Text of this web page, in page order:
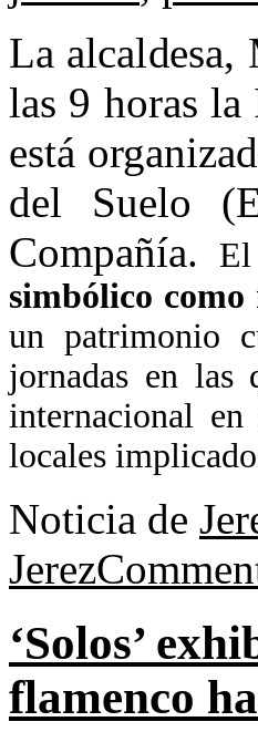
La alcaldesa,
las 9 horas la
está
del Suelo
Compañía.
simbólico
un patrimonio
jornadas en las
internacional
locales
Noticia de
Jerez
‘Solos’
flamenco